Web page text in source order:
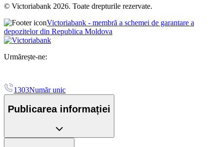
© Victoriabank 2026. Toate drepturile rezervate.
Victoriabank - membră a schemei de garantare a
depozitelor din Republica Moldova
Urmărește-ne:
1303Număr unic
Publicarea informației